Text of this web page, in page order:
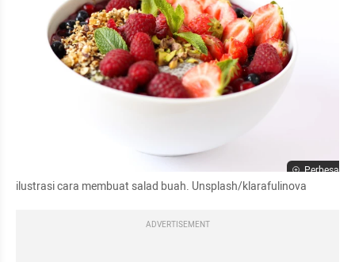
Perbesar
ilustrasi cara membuat salad buah. Unsplash/klarafulinova
ADVERTISEMENT